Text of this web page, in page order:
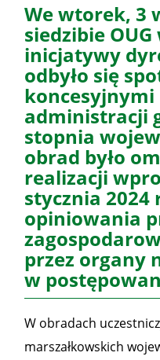
We wtorek, 3
siedzibie
inicjatywy
odbyło się
administracji
stopnia
obrad było
realizacji
stycznia 2024
opiniowania
przez organy
w
W obradach
marszałkowskich